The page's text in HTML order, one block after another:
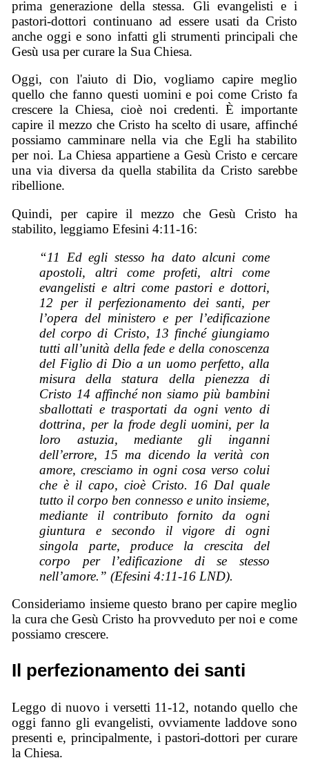
prima generazione della stessa. Gli evangelisti e i
pastori-dottori continuano ad essere usati da Cristo
anche oggi e sono infatti gli strumenti principali che
Gesù usa per curare la Sua Chiesa.
Oggi, con l'aiuto di Dio, vogliamo capire meglio
quello che fanno questi uomini e poi come Cristo fa
crescere la Chiesa, cioè noi credenti. È importante
capire il mezzo che Cristo ha scelto di usare, affinché
possiamo camminare nella via che Egli ha stabilito
per noi. La Chiesa appartiene a Gesù Cristo e cercare
una via diversa da quella stabilita da Cristo sarebbe
ribellione.
Quindi, per capire il mezzo che Gesù Cristo ha
stabilito, leggiamo Efesini 4:11-16:
“11 Ed egli stesso ha dato alcuni come
apostoli, altri come profeti, altri come
evangelisti e altri come pastori e dottori,
12 per il perfezionamento dei santi, per
l’opera del ministero e per l’edificazione
del corpo di Cristo, 13 finché giungiamo
tutti all’unità della fede e della conoscenza
del Figlio di Dio a un uomo perfetto, alla
misura della statura della pienezza di
Cristo 14 affinché non siamo più bambini
sballottati e trasportati da ogni vento di
dottrina, per la frode degli uomini, per la
loro astuzia, mediante gli inganni
dell’errore, 15 ma dicendo la verità con
amore, cresciamo in ogni cosa verso colui
che è il capo, cioè Cristo. 16 Dal quale
tutto il corpo ben connesso e unito insieme,
mediante il contributo fornito da ogni
giuntura e secondo il vigore di ogni
singola parte, produce la crescita del
corpo per l’edificazione di se stesso
nell’amore.” (Efesini 4:11-16 LND).
Consideriamo insieme questo brano per capire meglio
la cura che Gesù Cristo ha provveduto per noi e come
possiamo crescere.
Il perfezionamento dei santi
Leggo di nuovo i versetti 11-12, notando quello che
oggi fanno gli evangelisti, ovviamente laddove sono
presenti e, principalmente, i pastori-dottori per curare
la Chiesa.